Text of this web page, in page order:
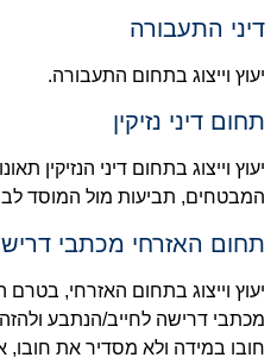
דיני התעבורה
יעוץ וייצוג בתחום התעבורה.
תחום דיני נזיקין
יעוץ וייצוג בתחום דיני הנזיקין
המבטחים, תביעות מול המוסד
תחום האזרחי מכתבי
יעוץ וייצוג בתחום האזרחי,
חובו במידה ולא מסדיר את חובו,